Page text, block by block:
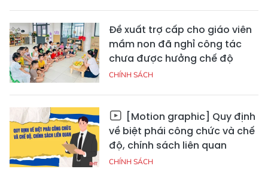
Đề xuất trợ cấp cho giáo viên
mầm non đã nghỉ công tác
chưa được hưởng chế độ
CHÍNH SÁCH
[Motion graphic] Quy định
về biệt phái công chức và chế
độ, chính sách liên quan
CHÍNH SÁCH